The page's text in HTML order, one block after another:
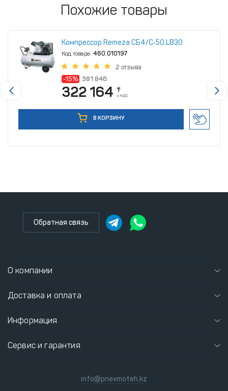
Похожие товары
Компрессор Remeza СБ4/С‑50.LB30
Код товара: 460.010197
2 отзыва
-15% 381 846
322 164 ₸
с НДС
В КОРЗИНУ
Обратная связь
О компании
Доставка и оплата
Информация
Сервис и гарантия
info@pnevmoteh.kz